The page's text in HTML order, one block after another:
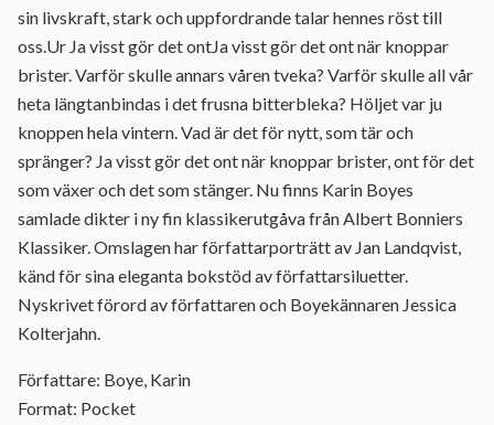
sin livskraft, stark och uppfordrande talar hennes röst till
oss.Ur Ja visst gör det ontJa visst gör det ont när knoppar
brister. Varför skulle annars våren tveka? Varför skulle all vår
heta längtanbindas i det frusna bitterbleka? Höljet var ju
knoppen hela vintern. Vad är det för nytt, som tär och
spränger? Ja visst gör det ont när knoppar brister, ont för det
som växer och det som stänger. Nu finns Karin Boyes
samlade dikter i ny fin klassikerutgåva från Albert Bonniers
Klassiker. Omslagen har författarporträtt av Jan Landqvist,
känd för sina eleganta bokstöd av författarsiluetter.
Nyskrivet förord av författaren och Boyekännaren Jessica
Kolterjahn.
Författare: Boye, Karin
Format: Pocket